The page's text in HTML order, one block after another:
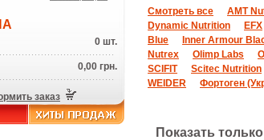
0 шт.
0,00 грн.
заказ
Смотреть все AMT
Dynamic Nutrition
EFX
Blue
Inner Armour
Nutrex
Olimp Labs
SCIFIT
Scitec Nutrition
WEIDER
Фортоген
Показать